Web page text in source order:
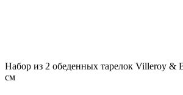
Набор из 2 обеденных тарелок Villeroy &
см